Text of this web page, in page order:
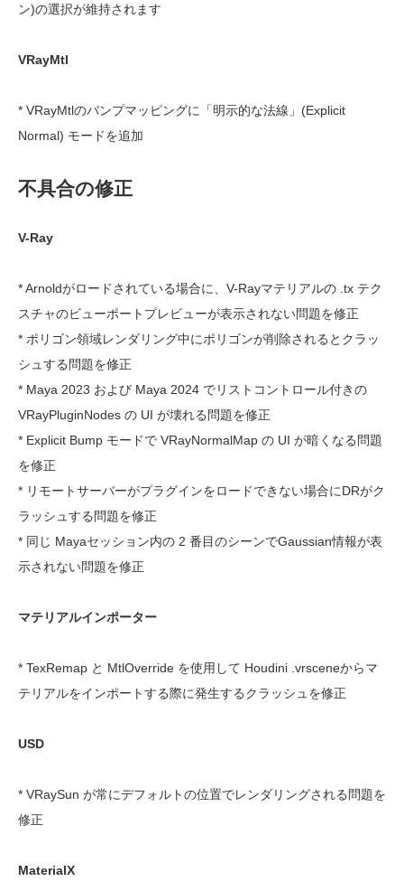
ン)の選択が維持されます
VRayMtl
* VRayMtlのバンプマッピングに「明示的な法線」(Explicit
Normal) モードを追加
不具合の修正
V-Ray
* Arnoldがロードされている場合に、V-Rayマテリアルの .tx テク
スチャのビューポートプレビューが表示されない問題を修正
* ポリゴン領域レンダリング中にポリゴンが削除されるとクラッ
シュする問題を修正
* Maya 2023 および Maya 2024 でリストコントロール付きの
VRayPluginNodes の UI が壊れる問題を修正
* Explicit Bump モードで VRayNormalMap の UI が暗くなる問題
を修正
* リモートサーバーがプラグインをロードできない場合にDRがク
ラッシュする問題を修正
* 同じ Mayaセッション内の 2 番目のシーンでGaussian情報が表
示されない問題を修正
マテリアルインポーター
* TexRemap と MtlOverride を使用して Houdini .vrsceneからマ
テリアルをインポートする際に発生するクラッシュを修正
USD
* VRaySun が常にデフォルトの位置でレンダリングされる問題を
修正
MaterialX